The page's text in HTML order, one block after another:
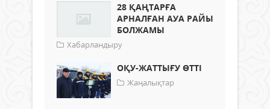
28 ҚАҢТАРҒА
АРНАЛҒАН АУА РАЙЫ
БОЛЖАМЫ
Хабарландыру
ОҚУ-ЖАТТЫҒУ ӨТТІ
Жаңалықтар